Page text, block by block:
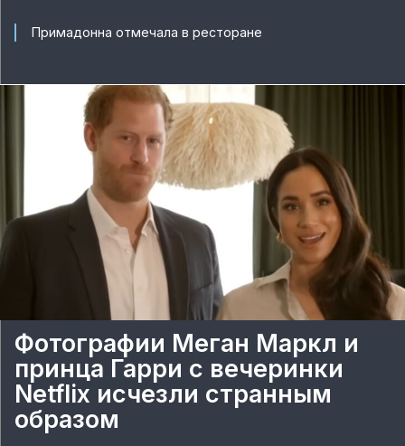
Примадонна отмечала в ресторане
Фотографии Меган Маркл и
принца Гарри с вечеринки
Netflix исчезли странным
образом